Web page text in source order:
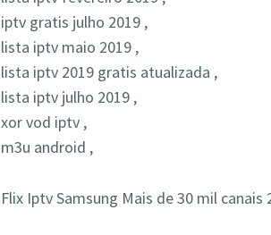
iptv gratis julho 2019 ,
lista iptv maio 2019 ,
lista iptv 2019 gratis atualizada ,
lista iptv julho 2019 ,
xor vod iptv ,
m3u android ,
Flix Iptv Samsung Mais de 30 mil canais